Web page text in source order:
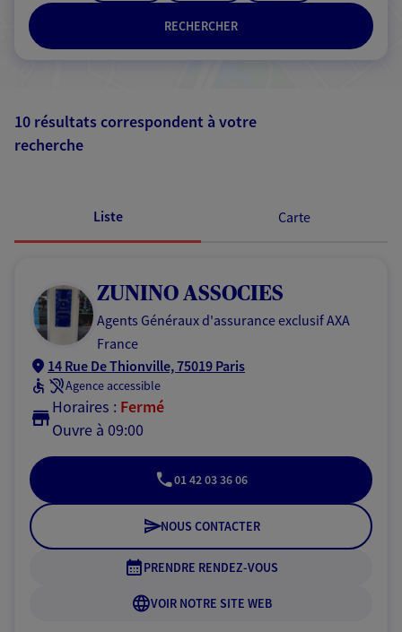
RECHERCHER
10 résultats correspondent à votre
recherche
Liste Carte
ZUNINO ASSOCIES
Agents Généraux d'assurance exclusif AXA
France
14 Rue De Thionville, 75019 Paris
Agence accessible
Horaires : Fermé
Ouvre à 09:00
01 42 03 36 06
NOUS CONTACTER
PRENDRE RENDEZ-VOUS
VOIR NOTRE SITE WEB